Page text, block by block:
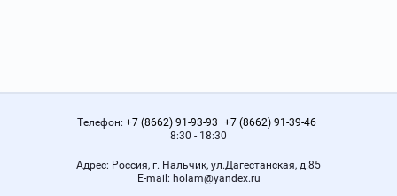
Телефон: +7 (8662) 91-93-93 +7 (8662) 91-39-46
8:30 - 18:30
Адрес: Россия, г. Нальчик, ул.Дагестанская, д.85
Е-mail: holam@yandex.ru